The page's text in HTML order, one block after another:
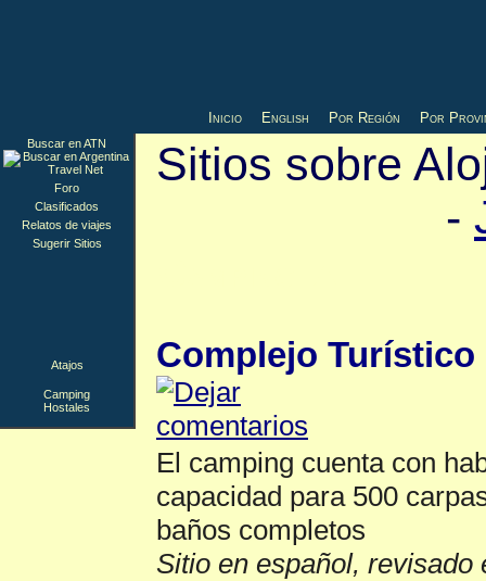
Inicio English Por Región Por
Sitios sobre
-
Complejo Turístico
El camping cuenta con
capacidad para 500
baños completos
Sitio en español, revisado
Buscar en ATN
Foro
Clasificados
Relatos de viajes
Sugerir Sitios
Atajos
Camping
Hostales